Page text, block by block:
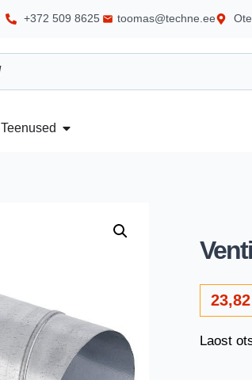
+372 509 8625 toomas@techne.ee
Teenused
Laost